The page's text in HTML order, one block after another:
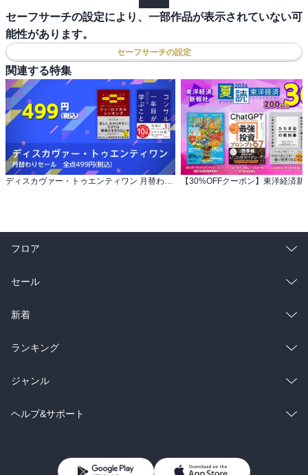
セーフサーチの設定により、一部作品が表示されていない可
能性があります。
セーフサーチの設定
関連する特集
ディスカヴァー・トゥエンティワン 月替わりセール 全点499円(税込)
フロア
総合
ラノベ
雑誌・グラビア
BL・TL
セール
総合
ラノベ
雑誌・グラビア
BL・TL
新着
総合
ラノベ
雑誌・グラビア
ランキング
総合
ラノベ
ジャンル
コミック
ヘルプ&サポート